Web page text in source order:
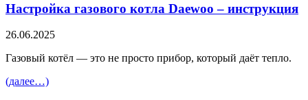
Настройка газового котла Daewoo – инструкция
26.06.2025
Газовый котёл — это не просто прибор, который даёт тепло.
(далее…)